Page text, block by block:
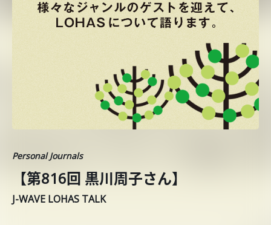
Personal Journals
【第816回 黒川周子さん】
J-WAVE LOHAS TALK